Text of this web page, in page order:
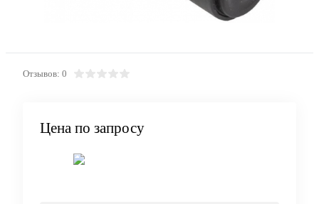
Отзывов: 0
Цена по запросу